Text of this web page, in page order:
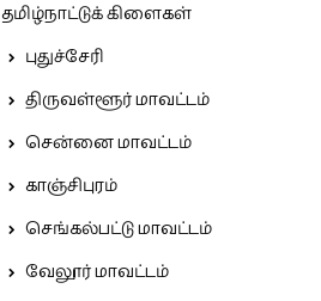
தமிழ்நாட்டுக் கிளைகள்
புதுச்சேரி
திருவள்ளூர் மாவட்டம்
சென்னை மாவட்டம்
காஞ்சிபுரம்
செங்கல்பட்டு மாவட்டம்
வேலூர் மாவட்டம்